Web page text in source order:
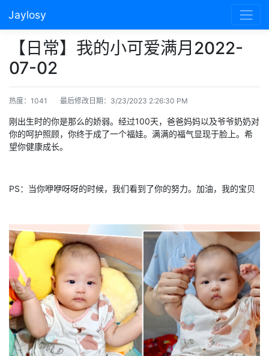
Jaylosy
【日常】我的小可爱满月2022-
07-02
热度：1041 最后修改日期：3/23/2023 2:26:30 PM
刚出生时的你是那么的娇弱。经过100天，爸爸妈妈以及爷爷奶奶对
你的呵护照顾，你终于成了一个福娃。满满的福气显现于脸上。希
望你健康成长。
PS：当你咿咿呀呀的时候，我们看到了你的努力。加油，我的宝贝